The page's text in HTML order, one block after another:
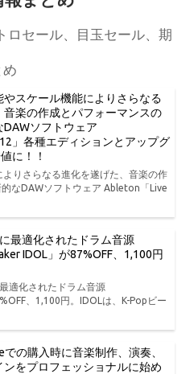
セール、目玉セール、期
やスケール機能によりさらなる
音楽の作成とパフォーマンスの
DAWソフトウェア
」各種エディションとアップグ
に！！
りさらなる進化を遂げた、音楽の作
なDAWソフトウェア Ableton「Live
最適化されたドラム音源
IDOL」が87%OFF、1,100円
適化されたドラム音源
、1,100円。IDOLは、K-Popビー
の購入時に音楽制作、演奏、
ンをプロフェッショナルに始め